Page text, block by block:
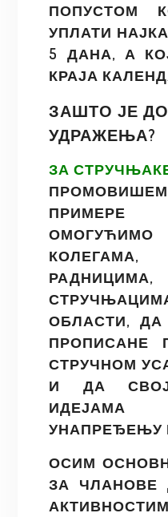
ПОПУСТОМ
УПЛАТИ
5 ДАНА, А
КРАЈА
ЗАШТО ЈЕ
УДРАЖЕЊА?
ЗА
ОБЛАСТИ, ДА
ПРОПИСАНЕ
СТРУЧНОМ
И ДА
ИДЕЈАМА
УНАПРЕЂЕЊУ
ОСИМ
ЗА ЧЛАНОВЕ